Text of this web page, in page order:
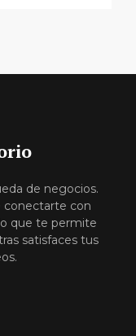
de negocios.
conectarte con
que te permite
satisfaces tus